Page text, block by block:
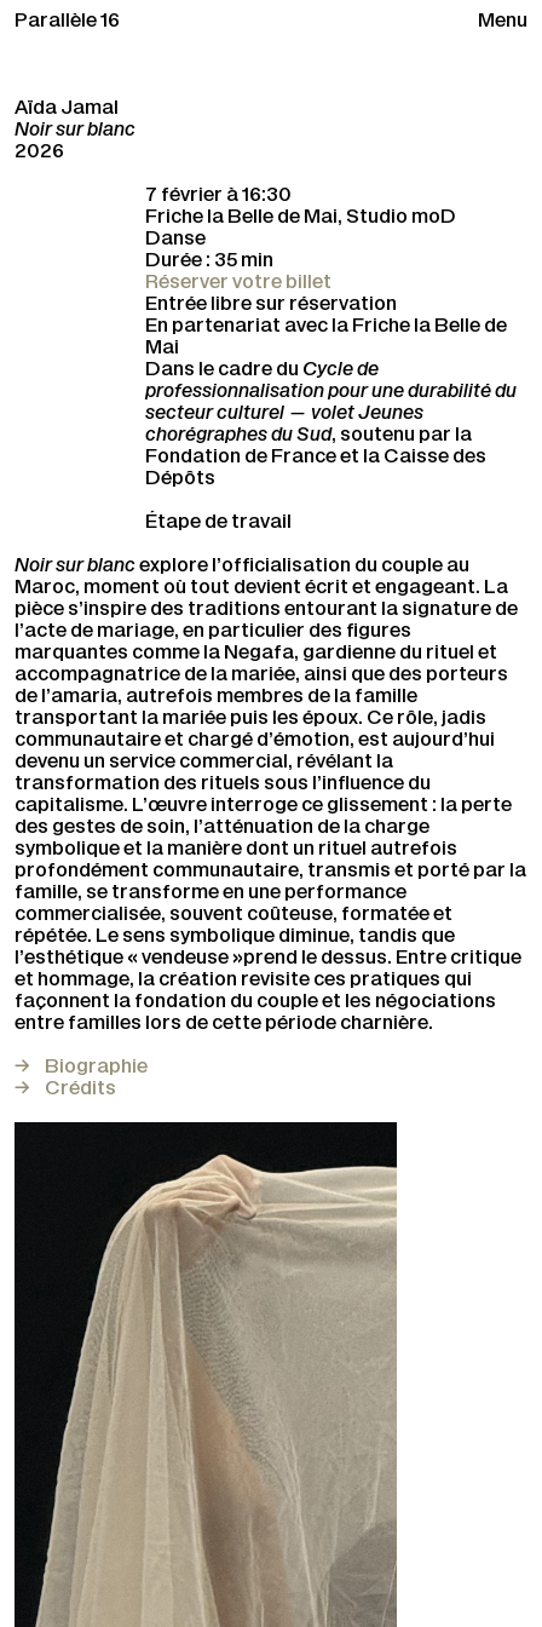
Parallèle 16 Menu
Aïda Jamal
Noir sur blanc
2026
7 février à 16:30
Friche la Belle de Mai, Studio moD
Danse
Durée : 35 min
Réserver votre billet
Entrée libre sur réservation
En partenariat avec la Friche la Belle de
Mai
Dans le cadre du Cycle de
professionnalisation pour une durabilité du
secteur culturel — volet Jeunes
chorégraphes du Sud, soutenu par la
Fondation de France et la Caisse des
Dépôts
Étape de travail
Noir sur blancexplore l’officialisation du couple au
Maroc, moment où tout devient écrit et engageant. La
pièce s’inspire des traditions entourant la signature de
l’acte de mariage, en particulier des figures
marquantes comme la Negafa, gardienne du rituel et
accompagnatrice de la mariée, ainsi que des porteurs
de l’amaria, autrefois membres de la famille
transportant la mariée puis les époux. Ce rôle, jadis
communautaire et chargé d’émotion, est aujourd’hui
devenu un service commercial, révélant la
transformation des rituels sous l’influence du
capitalisme. L’œuvre interroge ce glissement : la perte
des gestes de soin, l’atténuation de la charge
symbolique et la manière dont un rituel autrefois
profondément communautaire, transmis et porté par la
famille, se transforme en une performance
commercialisée, souvent coûteuse, formatée et
répétée. Le sens symbolique diminue, tandis que
l’esthétique « vendeuse »prend le dessus. Entre critique
et hommage, la création revisite ces pratiques qui
façonnent la fondation du couple et les négociations
entre familles lors de cette période charnière.
Biographie
Crédits